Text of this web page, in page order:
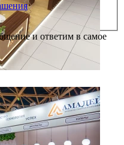
и ответим в самое